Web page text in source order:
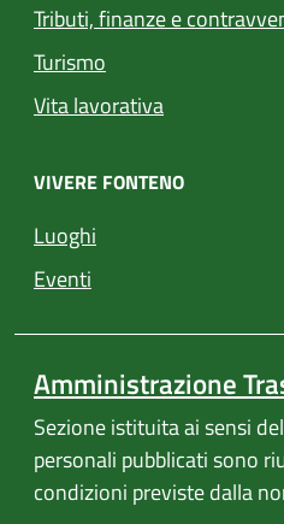
Tributi, finanze e
Turismo
Vita lavorativa
VIVERE FONTENO
Luoghi
Eventi
Amministrazione
Sezione istituita ai sensi
personali pubblicati sono
condizioni previste dalla